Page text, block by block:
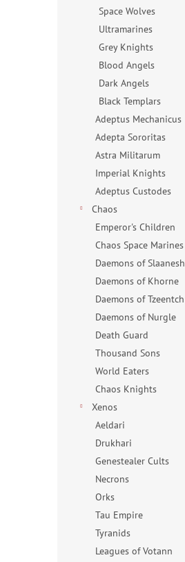
Space Wolves
Ultramarines
Grey Knights
Blood Angels
Dark Angels
Black Templars
Adeptus Mechanicus
Adepta Sororitas
Astra Militarum
Imperial Knights
Adeptus Custodes
Chaos
Emperor's Children
Chaos Space Marines
Daemons of Slaanesh
Daemons of Khorne
Daemons of Tzeentch
Daemons of Nurgle
Death Guard
Thousand Sons
World Eaters
Chaos Knights
Xenos
Aeldari
Drukhari
Genestealer Cults
Necrons
Orks
Tau Empire
Tyranids
Leagues of Votann